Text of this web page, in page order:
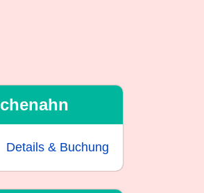
Details & Buchung